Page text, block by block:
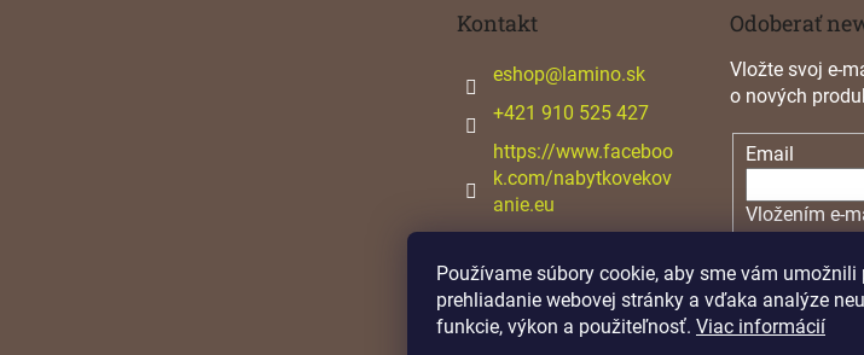
Používame súbory cookie, aby sme vám umožnili
prehliadanie webovej stránky a vďaka analýze
funkcie, výkon a použiteľnosť. Viac informácií
Kontakt
eshop@ lamino.sk
+421 910 525 427
https://www.faceboo
k.com/nabytkovekov
anie.eu
Odoberať
Vložte svoj e-
o nových
Email
Vložením e-
PRIHLÁSIŤ